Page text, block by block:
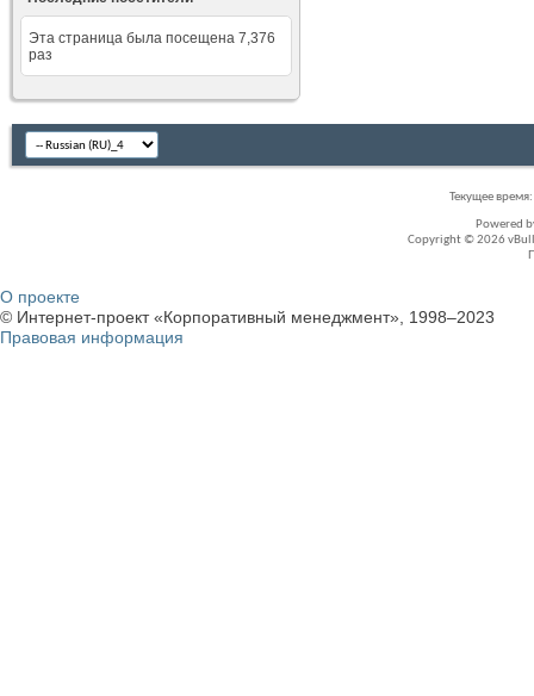
Эта страница была посещена 7,376
раз
Текущее время:
Powered
Copyright © 2026
О проекте
© Интернет-проект «Корпоративный менеджмент», 1998–2023
Правовая информация